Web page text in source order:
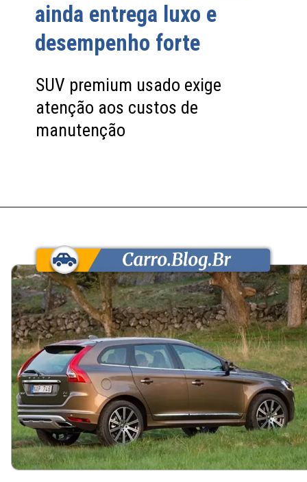
ainda entrega luxo e
desempenho forte
SUV premium usado exige
atenção aos custos de
manutenção